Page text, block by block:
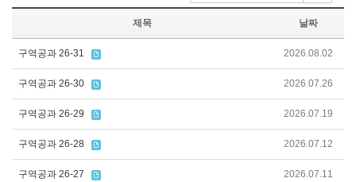
제목 날짜
구역공과 26-31 2026.08.02
구역공과 26-30 2026.07.26
구역공과 26-29 2026.07.19
구역공과 26-28 2026.07.12
구역공과 26-27 2026.07.11